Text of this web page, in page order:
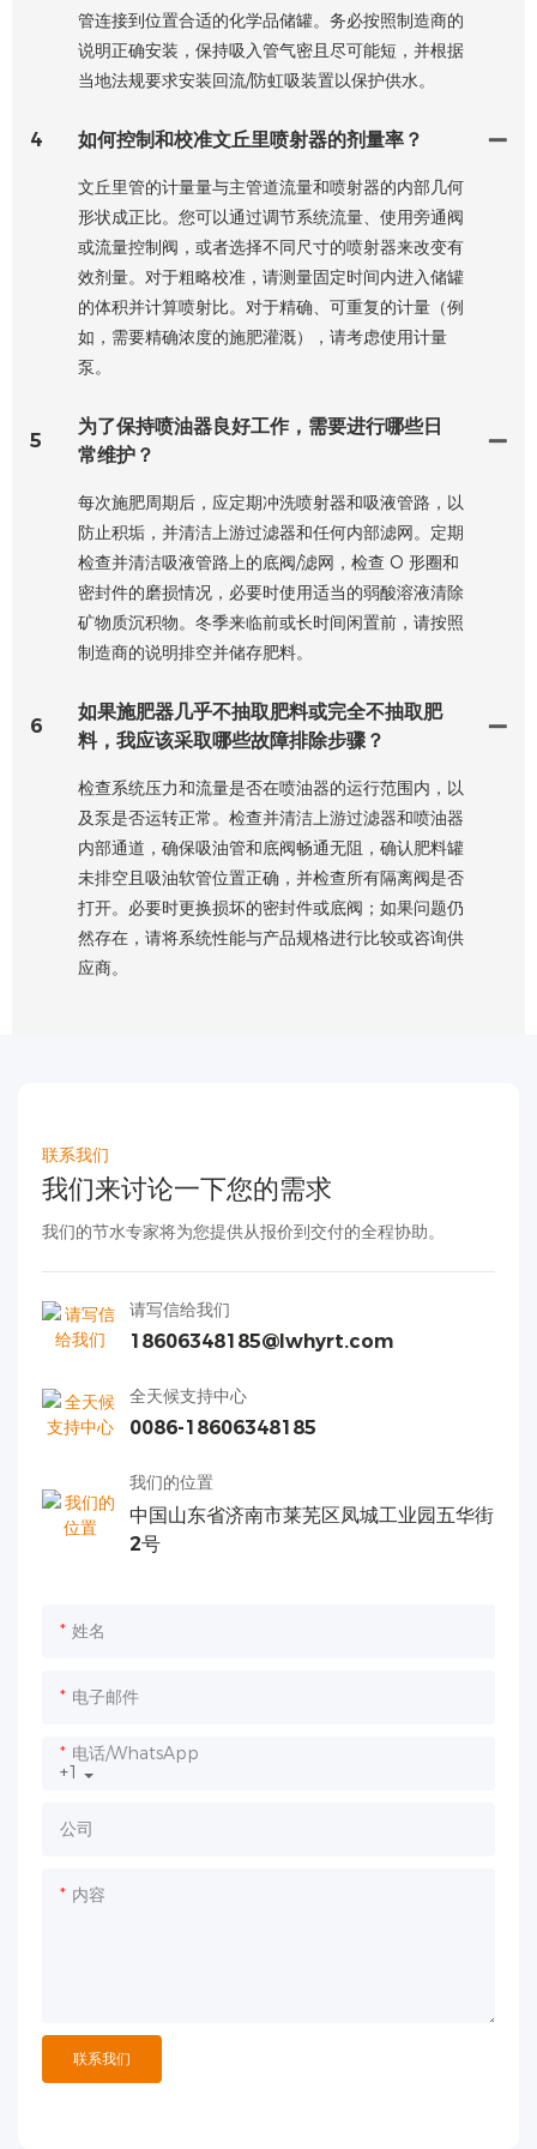
管连接到位置合适的化学品储罐。务必按照制造商的
说明正确安装，保持吸入管气密且尽可能短，并根据
当地法规要求安装回流/防虹吸装置以保护供水。
4 如何控制和校准文丘里喷射器的剂量率？
文丘里管的计量量与主管道流量和喷射器的内部几何
形状成正比。您可以通过调节系统流量、使用旁通阀
或流量控制阀，或者选择不同尺寸的喷射器来改变有
效剂量。对于粗略校准，请测量固定时间内进入储罐
的体积并计算喷射比。对于精确、可重复的计量（例
如，需要精确浓度的施肥灌溉），请考虑使用计量
泵。
5
为了保持喷油器良好工作，需要进行哪些日
常维护？
每次施肥周期后，应定期冲洗喷射器和吸液管路，以
防止积垢，并清洁上游过滤器和任何内部滤网。定期
检查并清洁吸液管路上的底阀/滤网，检查 O 形圈和
密封件的磨损情况，必要时使用适当的弱酸溶液清除
矿物质沉积物。冬季来临前或长时间闲置前，请按照
制造商的说明排空并储存肥料。
6
如果施肥器几乎不抽取肥料或完全不抽取肥
料，我应该采取哪些故障排除步骤？
检查系统压力和流量是否在喷油器的运行范围内，以
及泵是否运转正常。检查并清洁上游过滤器和喷油器
内部通道，确保吸油管和底阀畅通无阻，确认肥料罐
未排空且吸油软管位置正确，并检查所有隔离阀是否
打开。必要时更换损坏的密封件或底阀；如果问题仍
然存在，请将系统性能与产品规格进行比较或咨询供
应商。
联系我们
我们来讨论一下您的需求
我们的节水专家将为您提供从报价到交付的全程协助。
请写信给我们
18606348185@lwhyrt.com
全天候支持中心
0086-18606348185
我们的位置
中国山东省济南市莱芜区凤城工业园五华街
2号
姓名
电子邮件
+1
电话/WhatsApp
公司
内容
联系我们